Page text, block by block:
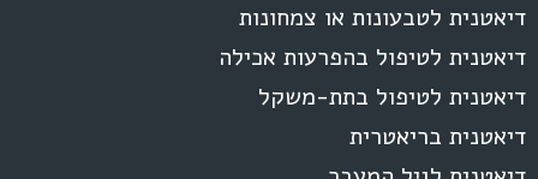
דיאטנית לטבעונות או צמחונות
דיאטנית לטיפול בהפרעות אכילה
דיאטנית לטיפול בתת-משקל
דיאטנית בריאטרית